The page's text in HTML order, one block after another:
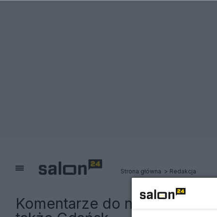
Strona główna Redakcja
Komentarze do notki: